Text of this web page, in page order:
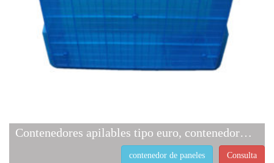
Contenedores apilables tipo euro, contenedores de paneles
Consulta
contenedor de paneles